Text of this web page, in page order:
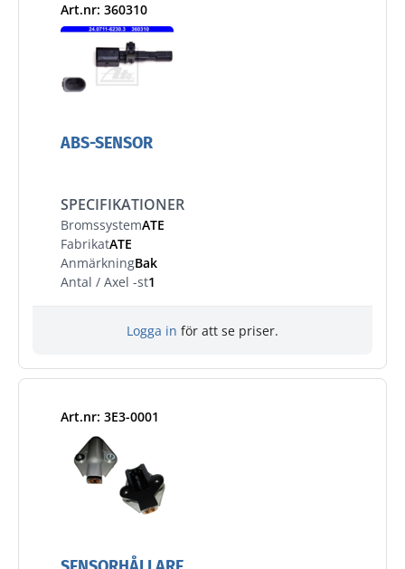
Art.nr: 360310
ABS-SENSOR
SPECIFIKATIONER
BromssystemATE
FabrikatATE
AnmärkningBak
Antal / Axel -st1
Logga in för att se priser.
Art.nr: 3E3-0001